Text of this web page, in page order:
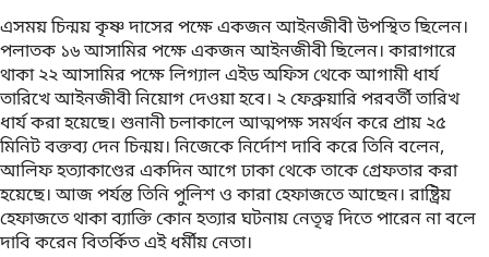
এসময় চিন্ময় কৃষ্ণ দাসের পক্ষে একজন আইনজীবী উপস্থিত ছিলেন।
পলাতক ১৬ আসামির পক্ষে একজন আইনজীবী ছিলেন। কারাগারে
থাকা ২২ আসামির পক্ষে লিগ্যাল এইড অফিস থেকে আগামী ধার্য
তারিখে আইনজীবী নিয়োগ দেওয়া হবে। ২ ফেব্রুয়ারি পরবর্তী তারিখ
ধার্য করা হয়েছে। শুনানী চলাকালে আত্মপক্ষ সমর্থন করে প্রায় ২৫
মিনিট বক্তব্য দেন চিন্ময়। নিজেকে নির্দোশ দাবি করে তিনি বলেন,
আলিফ হত্যাকাণ্ডের একদিন আগে ঢাকা থেকে তাকে গ্রেফতার করা
হয়েছে। আজ পর্যন্ত তিনি পুলিশ ও কারা হেফাজতে আছেন। রাষ্ট্রিয়
হেফাজতে থাকা ব্যাক্তি কোন হত্যার ঘটনায় নেতৃত্ব দিতে পারেন না বলে
দাবি করেন বিতর্কিত এই ধর্মীয় নেতা।